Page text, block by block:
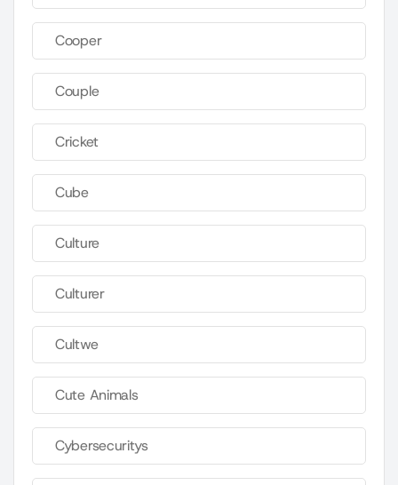
Cooper
Couple
Cricket
Cube
Culture
Culturer
Cultwe
Cute Animals
Cybersecuritys